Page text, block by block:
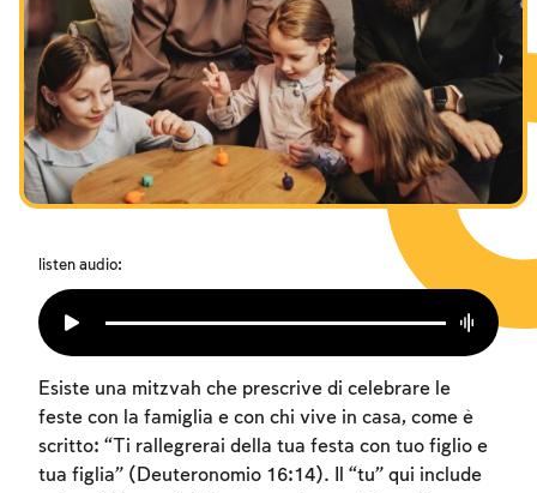
I digiuni commemorativi della distruzione del Tempio
Hanukkah
Purìm
listen audio:
Esiste una mitzvah che prescrive di celebrare le
feste con la famiglia e con chi vive in casa, come è
scritto: “Ti rallegrerai della tua festa con tuo figlio e
tua figlia” (Deuteronomio 16:14). Il “tu” qui include